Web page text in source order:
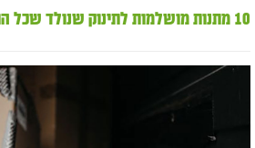
10 מתנות מושלמות לתינוק שנולד שכל הורה יאהב